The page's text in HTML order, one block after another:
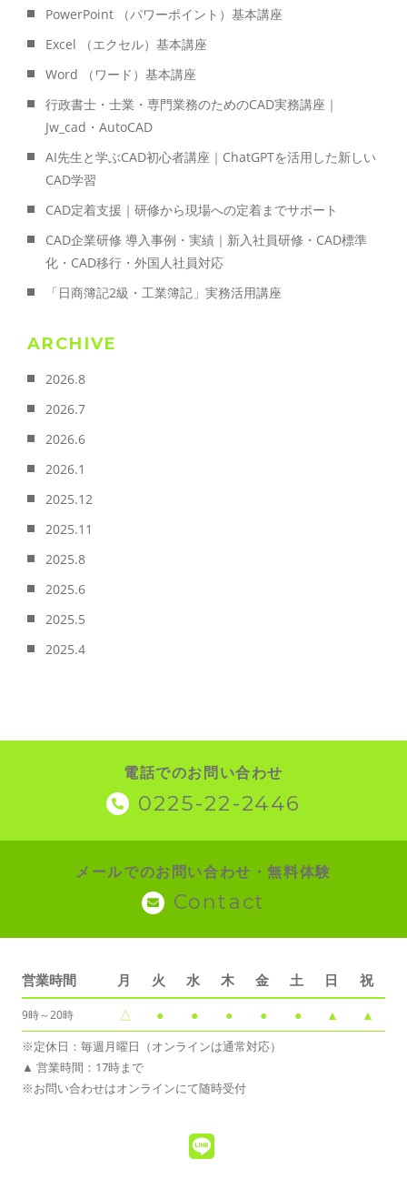
PowerPoint （パワーポイント）基本講座
Excel （エクセル）基本講座
Word （ワード）基本講座
行政書士・士業・専門業務のためのCAD実務講座｜
Jw_cad・AutoCAD
AI先生と学ぶCAD初心者講座｜ChatGPTを活用した新しい
CAD学習
CAD定着支援｜研修から現場への定着までサポート
CAD企業研修 導入事例・実績｜新入社員研修・CAD標準
化・CAD移行・外国人社員対応
「日商簿記2級・工業簿記」実務活用講座
ARCHIVE
2026.8
2026.7
2026.6
2026.1
2025.12
2025.11
2025.8
2025.6
2025.5
2025.4
電話でのお問い合わせ
0225-22-2446
メールでのお問い合わせ・無料体験
Contact
営業時間 月 火 水 木 金 土 日 祝
9時～20時 △ ● ● ● ● ● ▲ ▲
※定休日：毎週月曜日（オンラインは通常対応）
▲ 営業時間：17時まで
※お問い合わせはオンラインにて随時受付